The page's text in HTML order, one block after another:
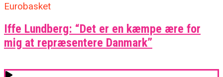
Eurobasket
Iffe Lundberg: “Det er en kæmpe ære for
mig at repræsentere Danmark”